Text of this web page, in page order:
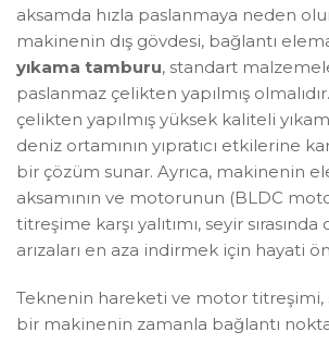
aksamda hızla paslanmaya neden
makinenin dış gövdesi, bağlantı
yıkama tamburu, standart
paslanmaz çelikten yapılmış
çelikten yapılmış yüksek kaliteli
deniz ortamının yıpratıcı etkilerine
bir çözüm sunar. Ayrıca, makinenin
aksamının ve motorunun (BLDC
titreşime karşı yalıtımı, seyir
arızaları en aza indirmek için hayati
Teknenin hareketi ve motor
bir makinenin zamanla bağlantı